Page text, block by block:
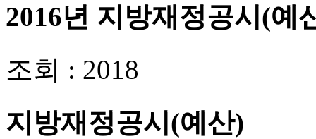
2016년 지방재정공시(예
조회 : 2018
지방재정공시(예산)